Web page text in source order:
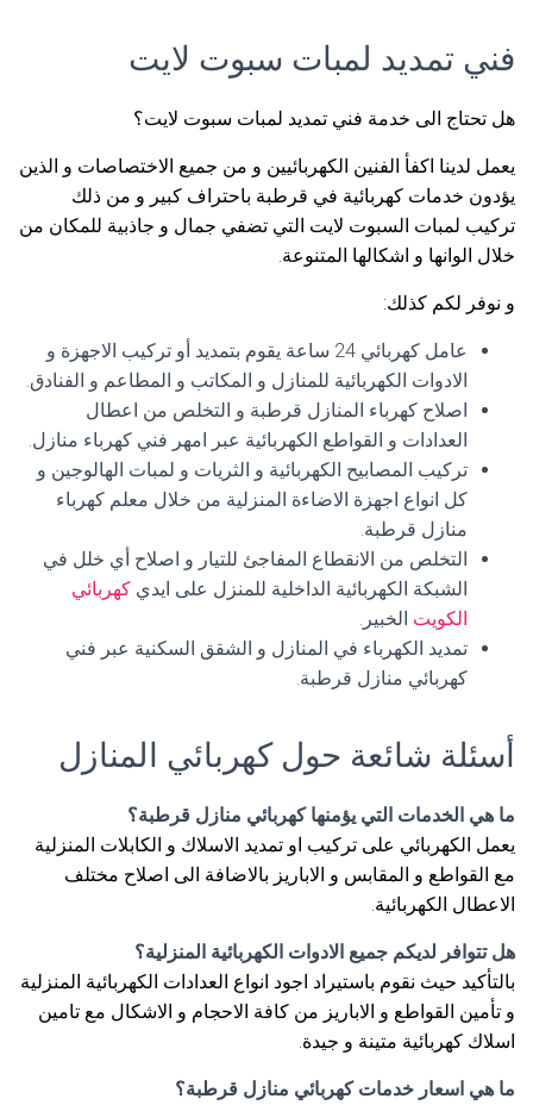
فني تمديد لمبات سبوت لايت
هل تحتاج الى خدمة فني تمديد لمبات سبوت لايت؟
يعمل لدينا اكفأ الفنين الكهربائيين و من جميع الاختصاصات و الذين
يؤدون خدمات كهربائية في قرطبة باحتراف كبير و من ذلك
تركيب لمبات السبوت لايت التي تضفي جمال و جاذبية للمكان من
خلال الوانها و اشكالها المتنوعة.
و نوفر لكم كذلك:
عامل كهربائي 24 ساعة يقوم بتمديد أو تركيب الاجهزة و
الادوات الكهربائية للمنازل و المكاتب و المطاعم و الفنادق.
اصلاح كهرباء المنازل قرطبة و التخلص من اعطال
العدادات و القواطع الكهربائية عبر امهر فني كهرباء منازل.
تركيب المصابيح الكهربائية و الثريات و لمبات الهالوجين و
كل انواع اجهزة الاضاءة المنزلية من خلال معلم كهرباء
منازل قرطبة.
التخلص من الانقطاع المفاجئ للتيار و اصلاح أي خلل في
الشبكة الكهربائية الداخلية للمنزل على ايدي كهربائي
الكويت الخبير.
تمديد الكهرباء في المنازل و الشقق السكنية عبر فني
كهربائي منازل قرطبة.
أسئلة شائعة حول كهربائي المنازل
ما هي الخدمات التي يؤمنها كهربائي منازل قرطبة؟
يعمل الكهربائي على تركيب او تمديد الاسلاك و الكابلات المنزلية
مع القواطع و المقابس و الاباريز بالاضافة الى اصلاح مختلف
الاعطال الكهربائية.
هل تتوافر لديكم جميع الادوات الكهربائية المنزلية؟
بالتأكيد حيث نقوم باستيراد اجود انواع العدادات الكهربائية المنزلية
و تأمين القواطع و الاباريز من كافة الاحجام و الاشكال مع تامين
اسلاك كهربائية متينة و جيدة.
ما هي اسعار خدمات كهربائي منازل قرطبة؟